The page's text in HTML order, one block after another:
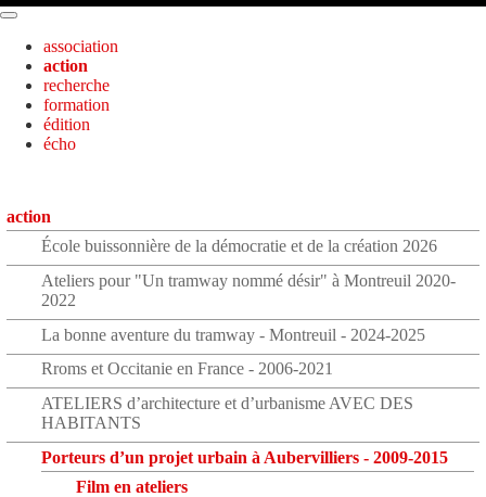
association
action
recherche
formation
édition
écho
action
École buissonnière de la démocratie et de la création 2026
Ateliers pour "Un tramway nommé désir" à Montreuil 2020-
2022
La bonne aventure du tramway - Montreuil - 2024-2025
Rroms et Occitanie en France - 2006-2021
ATELIERS d’architecture et d’urbanisme AVEC DES
HABITANTS
Porteurs d’un projet urbain à Aubervilliers - 2009-2015
Film en ateliers